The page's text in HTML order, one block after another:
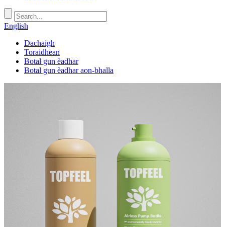
English
Dachaigh
Toraidhean
Botal gun èadhar
Botal gun èadhar aon-bhalla